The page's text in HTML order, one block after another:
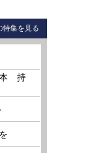
特集を見る
本 持